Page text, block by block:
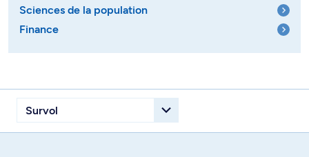
Sciences de la population
Finance